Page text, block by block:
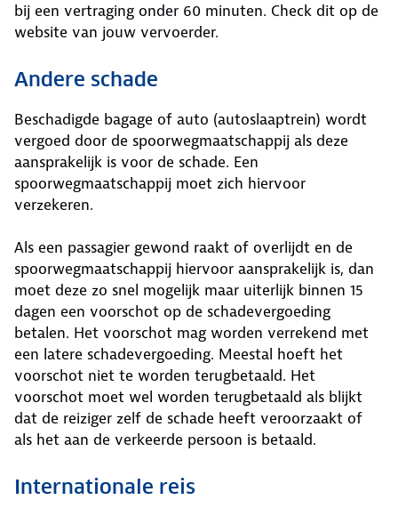
bij een vertraging onder 60 minuten. Check dit op de
website van jouw vervoerder.
Andere schade
Beschadigde bagage of auto (autoslaaptrein) wordt
vergoed door de spoorwegmaatschappij als deze
aansprakelijk is voor de schade. Een
spoorwegmaatschappij moet zich hiervoor
verzekeren.
Als een passagier gewond raakt of overlijdt en de
spoorwegmaatschappij hiervoor aansprakelijk is, dan
moet deze zo snel mogelijk maar uiterlijk binnen 15
dagen een voorschot op de schadevergoeding
betalen. Het voorschot mag worden verrekend met
een latere schadevergoeding. Meestal hoeft het
voorschot niet te worden terugbetaald. Het
voorschot moet wel worden terugbetaald als blijkt
dat de reiziger zelf de schade heeft veroorzaakt of
als het aan de verkeerde persoon is betaald.
Internationale reis